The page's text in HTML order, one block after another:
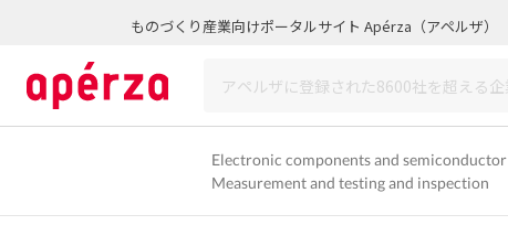
ものづくり産業向けポータルサイト Apérza（アペルザ）
Electronic components and semiconductor
Measurement and testing and inspection